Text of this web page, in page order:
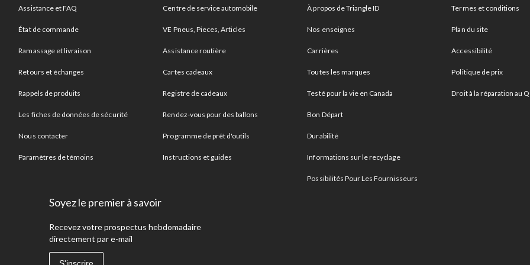
Assistance et FAQ
État de commande
Ramassage et livraison
Retours et échanges
Rappels de produits
Les fiches de données de sécurité
Nous contacter
Paramètres de témoins
Centre de service automobile
VE Pneus, Pieces, Articles
Assistance routière
Cartes cadeaux
Registre de cadeaux
Rendez-vous pour des ballons
Programme de prêt d'outils
Instructions et guides
À propos de Triangle ID
Nos enseignes
Carrières
Toutes les marques
Testé pour la vie en Canada
Bon Départ
Durabilité
Informations sur le recyclage
Possibilités Pour Les Fournisseurs
Termes et conditions
Plan du site
Accessibilité
Politique de prix
Droit à la réparation au
Soyez le premier à savoir
Recevez votre prospectus hebdomadaire
directement par e-mail
S'inscrire